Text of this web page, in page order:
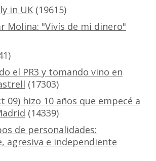
in UK(19615)
Molina: "Vivís de mi dinero"
el PR3 y tomando vino en
(17303)
09) hizo 10 años que empecé a
(14339)
de personalidades:
agresiva e independiente